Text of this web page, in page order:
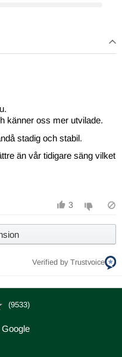
känner oss mer utvilade.
stadig och stabil.
än vår tidigare säng vilket
3
Verified by Trustvoice
(9533)
Google